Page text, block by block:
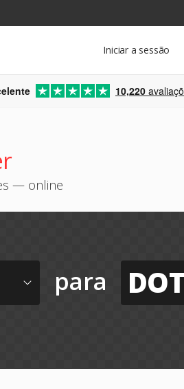
Iniciar a sessão
10,220
— online
para